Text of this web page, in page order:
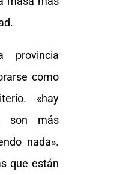
provincia
como
«hay
son más
nada».
que están